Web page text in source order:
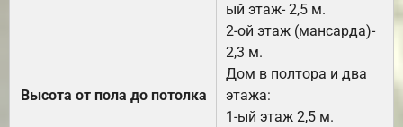
Высота от пола до потолка
ый этаж- 2,5 м.
2-ой этаж (мансарда)-
2,3 м.
Дом в полтора и два
этажа:
1-ый этаж 2,5 м.